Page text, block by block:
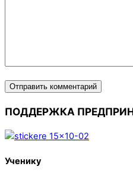
ПОДДЕРЖКА
Ученику